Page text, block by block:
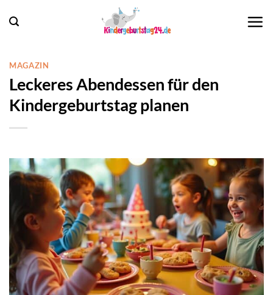
Inhalt
MAGAZIN
Leckeres Abendessen für den
Kindergeburtstag planen